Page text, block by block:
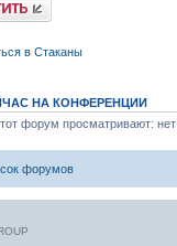
в Стаканы
НА КОНФЕРЕНЦИИ
форум просматривают: нет
форумов